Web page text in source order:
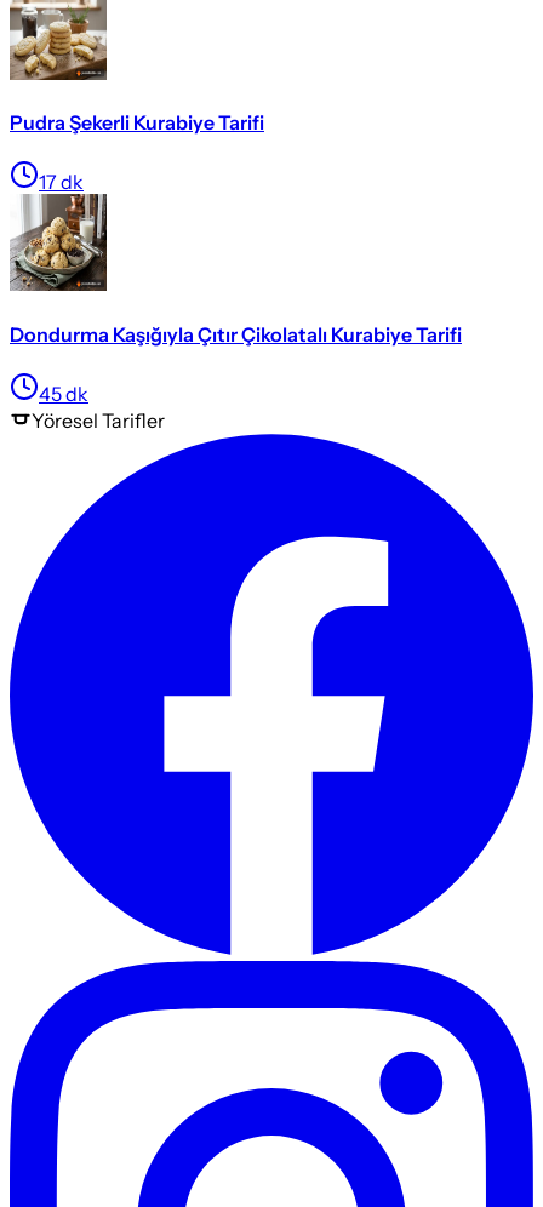
Pudra Şekerli Kurabiye Tarifi
17 dk
Dondurma Kaşığıyla Çıtır Çikolatalı Kurabiye Tarifi
45dk
Yöresel Tarifler